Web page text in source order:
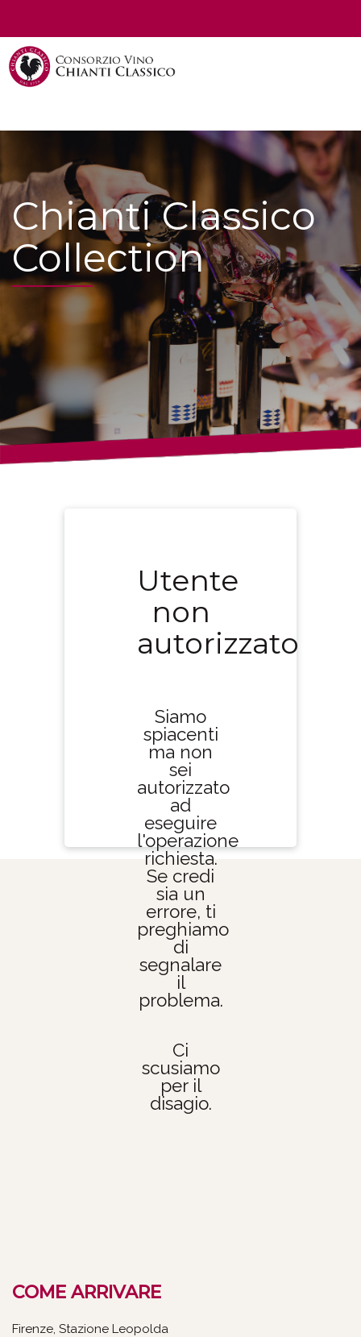
Chianti Classico
Collection
Utente
non
autorizzato
Siamo
spiacenti
ma non
sei
autorizzato
ad
eseguire
l'operazione
richiesta.
Se credi
sia un
errore, ti
preghiamo
di
segnalare
il
problema.
Ci
scusiamo
per il
disagio.
COME ARRIVARE
Firenze, Stazione Leopolda